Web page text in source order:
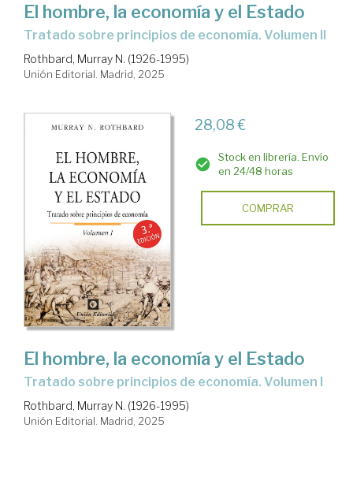
El hombre, la economía y el Estado
Tratado sobre principios de economía. Volumen II
Rothbard, Murray N. (1926-1995)
Unión Editorial. Madrid, 2025
28,08 €
Stock en librería. Envío
en 24/48 horas
COMPRAR
El hombre, la economía y el Estado
Tratado sobre principios de economía. Volumen I
Rothbard, Murray N. (1926-1995)
Unión Editorial. Madrid, 2025